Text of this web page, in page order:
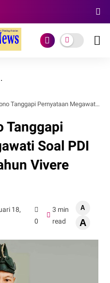
.
Megawati Soal PDI Perjuangan di Tahun Vivere Pericoloso
Tanggapi
Soal PDI
Vivere
18,
0
3 min
read
A
A